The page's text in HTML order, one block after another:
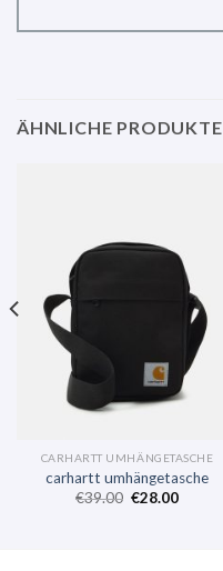
ÄHNLICHE PRODUKTE
CARHARTT UMHÄNGETASCHE
carhartt umhängetasche
€39.00 €28.00